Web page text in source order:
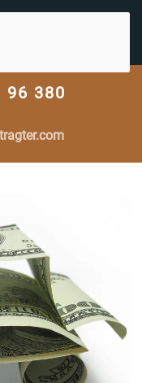
96 380